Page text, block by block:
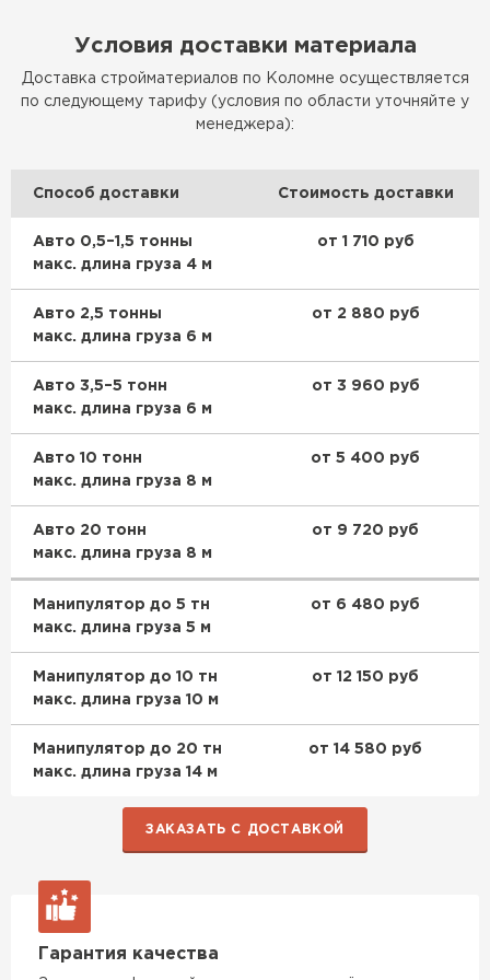
Условия доставки материала
Доставка стройматериалов по Коломне осуществляется
по следующему тарифу (условия по области уточняйте у
менеджера):
Способ доставки Стоимость доставки
Авто 0,5–1,5 тонны
макс. длина груза 4 м
от 1 710 руб
Авто 2,5 тонны
макс. длина груза 6 м
от 2 880 руб
Авто 3,5–5 тонн
макс. длина груза 6 м
от 3 960 руб
Авто 10 тонн
макс. длина груза 8 м
от 5 400 руб
Авто 20 тонн
макс. длина груза 8 м
от 9 720 руб
Манипулятор до 5 тн
макс. длина груза 5 м
от 6 480 руб
Манипулятор до 10 тн
макс. длина груза 10 м
от 12 150 руб
Манипулятор до 20 тн
макс. длина груза 14 м
от 14 580 руб
ЗАКАЗАТЬ С ДОСТАВКОЙ
Гарантия качества
Утеплитель Ruspanel
Утеплитель Hotrock
Утеплитель Xotpipe
ПЕРЕЙТИ
Утеплитель Эковер
ПЕРЕЙТИ
Утеплитель Тимплэкс
Утеплитель Изовол
Утеплитель Эковер
Утеплитель Белтеп
Утеплитель Тизол
Утеплитель Термит
Утеплитель Isotec
Утеплитель Ruspanel
Утеплитель Брит
Утеплитель Xotpipe